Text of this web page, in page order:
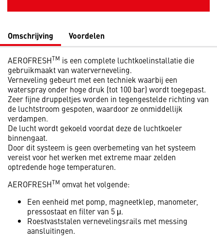
Omschrijving Voordelen
AEROFRESHTM is een complete luchtkoelinstallatie die
gebruikmaakt van waterverneveling.
Verneveling gebeurt met een techniek waarbij een
waterspray onder hoge druk (tot 100 bar) wordt toegepast.
Zeer fijne druppeltjes worden in tegengestelde richting van
de luchtstroom gespoten, waardoor ze onmiddellijk
verdampen.
De lucht wordt gekoeld voordat deze de luchtkoeler
binnengaat.
Door dit systeem is geen overbemeting van het systeem
vereist voor het werken met extreme maar zelden
optredende hoge temperaturen.
AEROFRESHTM omvat het volgende:
Een eenheid met pomp, magneetklep, manometer,
pressostaat en filter van 5 μ.
Roestvaststalen vernevelingsrails met messing
aansluitingen.